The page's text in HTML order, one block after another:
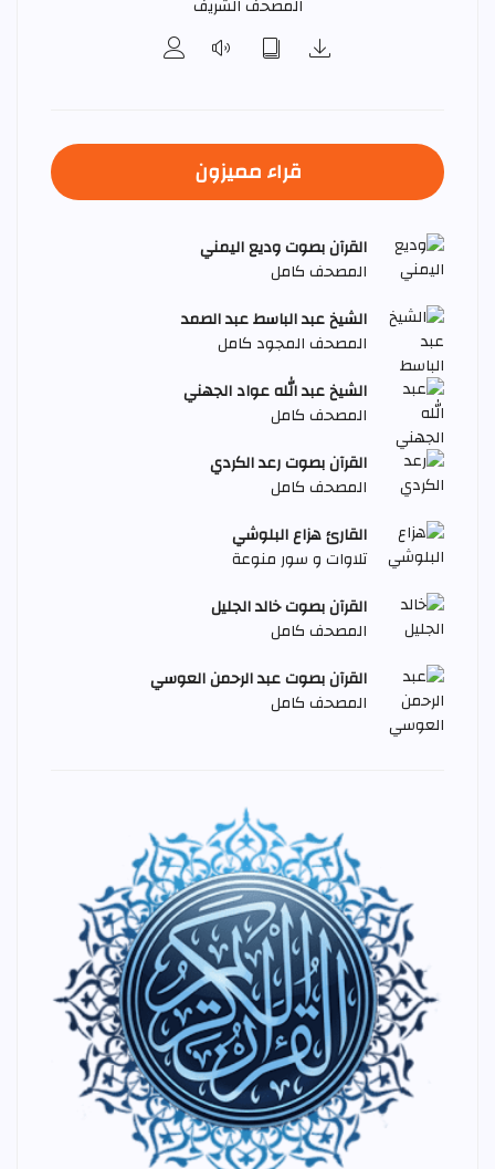
المصحف الشريف
قراء مميزون
القرآن بصوت وديع اليمني
المصحف كامل
الشيخ عبد الباسط عبد الصمد
المصحف المجود كامل
الشيخ عبد الله عواد الجهني
المصحف كامل
القرآن بصوت رعد الكردي
المصحف كامل
القارئ هزاع البلوشي
تلاوات و سور منوعة
القرآن بصوت خالد الجليل
المصحف كامل
القرآن بصوت عبد الرحمن العوسي
المصحف كامل